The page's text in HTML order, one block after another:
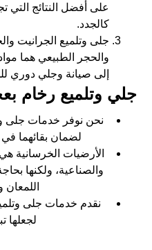
على أفضل النتائج التي
كالجدد.
جلى وتلميع الجرانيت
والحجر الطبيعي هما
إلى صيانة وجلي دوري
جلي وتلميع رخام
نحن نوفر خدمات جلى
لضمان بقائهما
الأرضيات الخرسانية
والصناعية، ولكنها
اللمعان
نقدم خدمات جلى
لجعلها